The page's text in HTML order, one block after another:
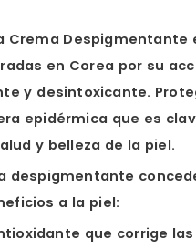
Crema Despigmentante
en Corea por su
y desintoxicante.
epidérmica que es
y belleza de la piel.
despigmentante
a la piel:
que corrige